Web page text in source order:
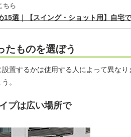
ちら
15選｜【スイング・ショット用】自宅
たものを選ぼう
置するかは使用する人によって異な
。
プは広い場所で